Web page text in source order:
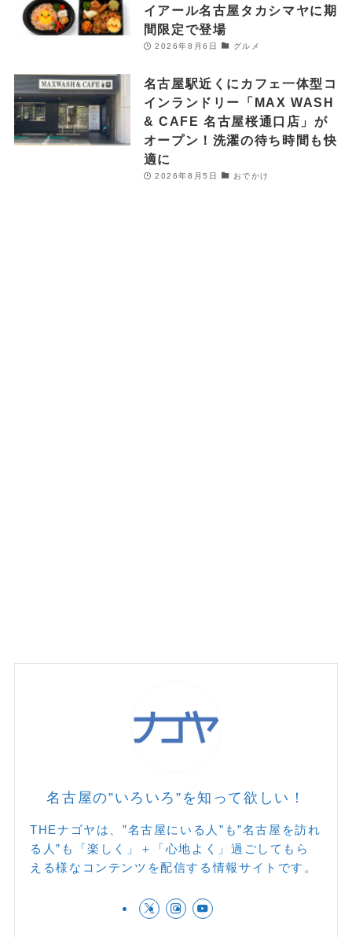
イアール名古屋タカシマヤに期
間限定で登場
2026年8月6日 グルメ
名古屋駅近くにカフェ一体型コ
インランドリー「MAX WASH
& CAFE 名古屋桜通口店」が
オープン！洗濯の待ち時間も快
適に
2026年8月5日 おでかけ
名古屋の”いろいろ”を知って欲しい！
THEナゴヤは、”名古屋にいる人”も”名古屋を訪れ
る人”も「楽しく」＋「心地よく」過ごしてもら
える様なコンテンツを配信する情報サイトです。